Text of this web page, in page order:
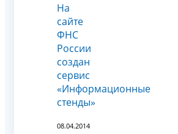
На
сайте
ФНС
России
создан
сервис
«Информационные
стенды»
08.04.2014